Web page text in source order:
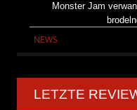
Monster Jam
NEWS
LETZTE